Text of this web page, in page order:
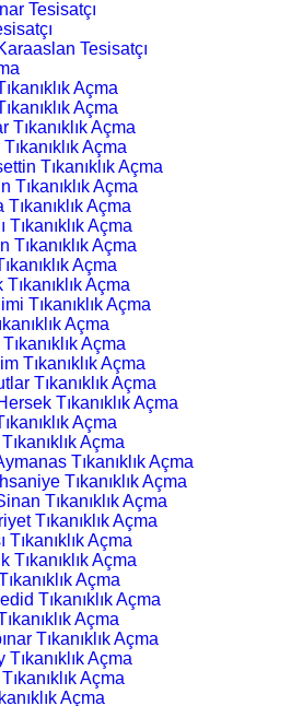
Tesisatçı
Tesisatçı
Açma
Açma
Tıkanıklık Açma
Açma
Tıkanıklık Açma
Tıkanıklık Açma
Açma
Tıkanıklık Açma
Tıkanıklık Açma
Açma
Tıkanıklık Açma
Tıkanıklık Açma
Açma
Açma
Tıkanıklık Açma
Tıkanıklık Açma
Tıkanıklık Açma
Açma
Açma
Tıkanıklık Açma
Tıkanıklık Açma
Tıkanıklık Açma
Tıkanıklık Açma
Tıkanıklık Açma
Tıkanıklık Açma
Açma
Tıkanıklık Açma
Açma
Tıkanıklık Açma
Tıkanıklık Açma
Açma
Açma